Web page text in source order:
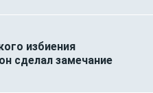
избиения
сделал замечание